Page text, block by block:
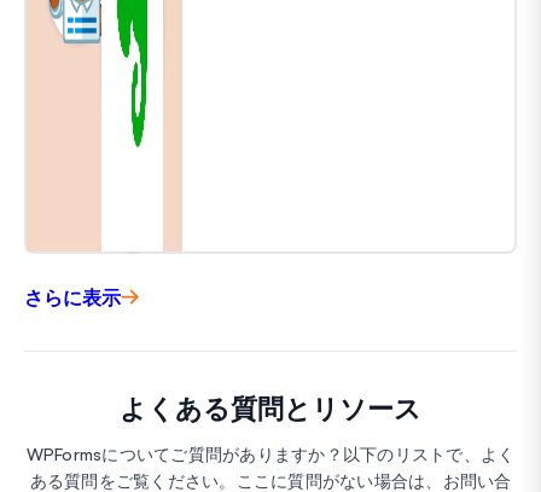
さらに表示
よくある質問とリソース
WPFormsについてご質問がありますか？以下のリストで、よく
ある質問をご覧ください。ここに質問がない場合は、お問い合